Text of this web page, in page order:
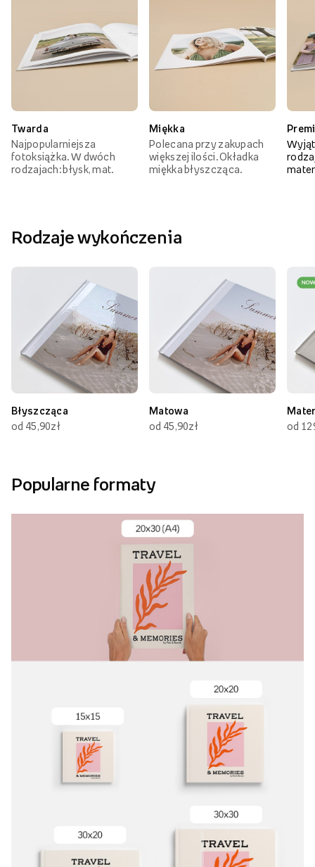
Twarda
Najpopularniejsza
fotoksiążka. W dwóch
rodzajach: błysk, mat.
Miękka
Polecana przy zakupach
większej ilości. Okładka
miękka błyszcząca.
Rodzaje wykończenia
Błyszcząca
od 45,90zł
Matowa
od 45,90zł
od
Popularne formaty